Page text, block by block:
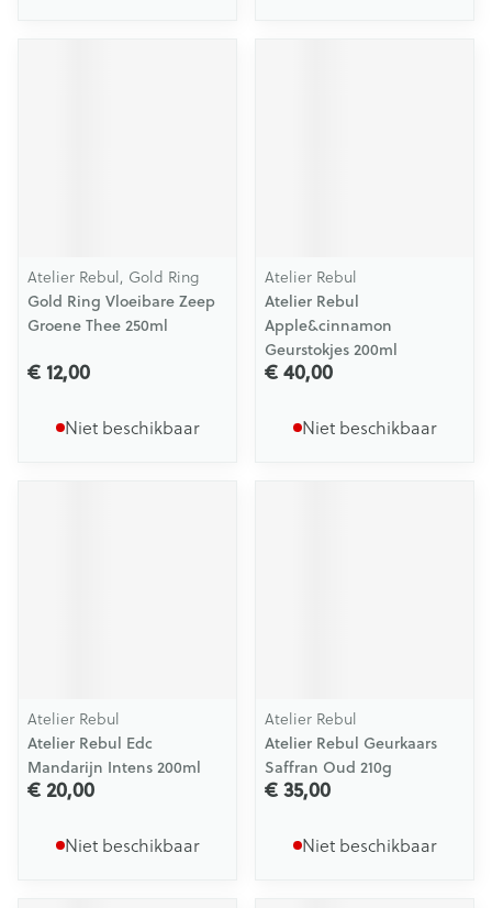
Atelier Rebul, Gold Ring
Gold Ring Vloeibare Zeep
Groene Thee 250ml
€ 12,00
Niet beschikbaar
Atelier Rebul
Atelier Rebul
Apple&cinnamon
Geurstokjes 200ml
€ 40,00
Niet beschikbaar
Atelier Rebul
Atelier Rebul Edc
Mandarijn Intens 200ml
€ 20,00
Niet beschikbaar
Atelier Rebul
Atelier Rebul Geurkaars
Saffran Oud 210g
€ 35,00
Niet beschikbaar